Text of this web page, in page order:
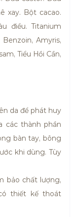
xay. Bột cacao.
điều. Titanium
Amyris,
Tiểu Hồi Cần,
da để phát huy
các thành phần
bàn tay, bông
khi dùng. Tùy
bảo chất lượng,
thiết kế thoát